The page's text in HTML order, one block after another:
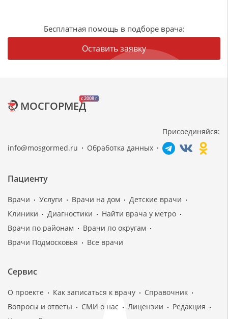
Бесплатная помощь в подборе врача:
Оставить заявку
c 2008 г
МОСГОРМЕД
info@mosgormed.ru Обработка данных
Присоединяйся:
Пациенту
Врачи Услуги Врачи на дом
Детские врачи
Клиники
Диагностики
Найти врача у метро
Врачи по районам
Врачи по округам
Врачи Подмосковья
Все врачи
Сервис
О проекте Как записаться к врачу
Справочник
Вопросы и ответы
СМИ о нас Лицензии
Редакция